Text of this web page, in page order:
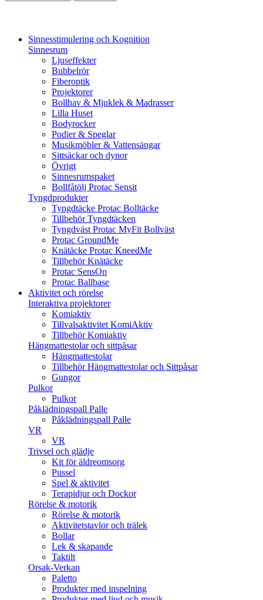
Sinnesstimulering och Kognition
Sinnesrum
Ljuseffekter
Bubbelrör
Fiberoptik
Projektorer
Bollhav & Mjuklek & Madrasser
Lilla Huset
Bodyrocker
Podier & Speglar
Musikmöbler & Vattensängar
Sittsäckar och dynor
Övrigt
Sinnesrumspaket
Bollfåtölj Protac Sensit
Tyngdprodukter
Tyngdtäcke Protac Bolltäcke
Tillbehör Tyngdtäcken
Tyngdväst Protac MyFit Bollväst
Protac GroundMe
Knätäcke Protac KneedMe
Tillbehör Knätäcke
Protac SensOn
Protac Ballbase
Aktivitet och rörelse
Interaktiva projektorer
Komiaktiv
Tillvalsaktivitet KomiAktiv
Tillbehör Komiaktiv
Hängmattestolar och sittpåsar
Hängmattestolar
Tillbehör Hängmattestolar och Sittpåsar
Gungor
Pulkor
Pulkor
Påklädningspall Palle
Påklädningspall Palle
VR
VR
Trivsel och glädje
Kit för äldreomsorg
Pussel
Spel & aktivitet
Terapidjur och Dockor
Rörelse & motorik
Rörelse & motorik
Aktivitetstavlor och trälek
Bollar
Lek & skapande
Taktilt
Orsak-Verkan
Paletto
Produkter med inspelning